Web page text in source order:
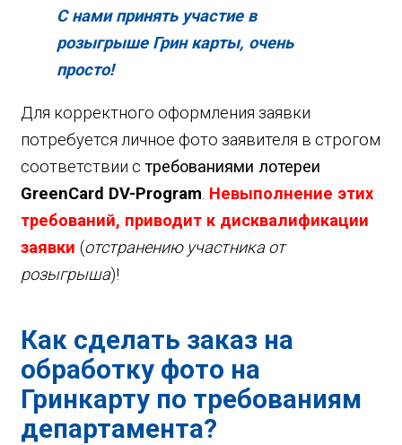
С нами принять участие в
розыгрыше Грин карты, очень
просто!
Для корректного оформления заявки
потребуется личное фото заявителя в строгом
соответствии с требованиями лотереи
GreenCard DV-Program. Невыполнение этих
требований, приводит к дисквалификации
заявки (отстранению участника от
розыгрыша)!
Как сделать заказ на
обработку фото на
Гринкарту по требованиям
департамента?